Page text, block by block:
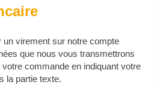
un virement sur notre compte
que nous vous transmettrons
commande en indiquant votre
la partie texte.